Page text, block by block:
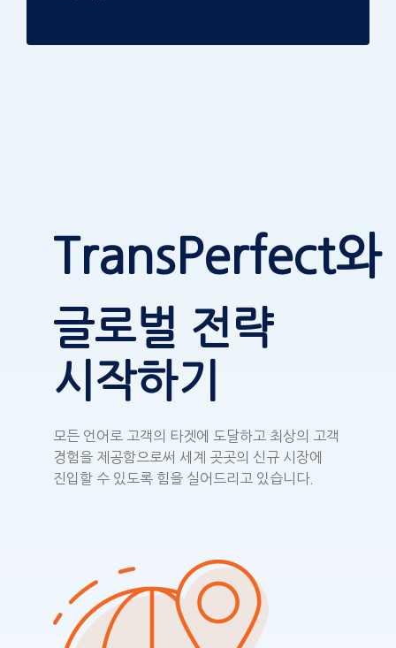
TransPerfect와
글로벌 전략
시작하기
모든 언어로 고객의 타겟에 도달하고 최상의 고객
경험을 제공함으로써 세계 곳곳의 신규 시장에
진입할 수 있도록 힘을 실어드리고 있습니다.